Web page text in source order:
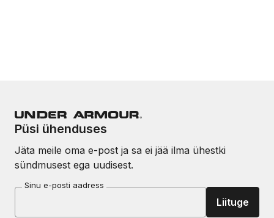
Püsi ühenduses
Jäta meile oma e-post ja sa ei jää ilma ühestki
sündmusest ega uudisest.
Sinu e-posti aadress
Liituge